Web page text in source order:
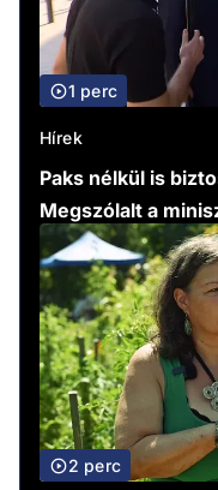
1 perc
Hírek
Paks nélkül is
Megszólalt a
2 perc